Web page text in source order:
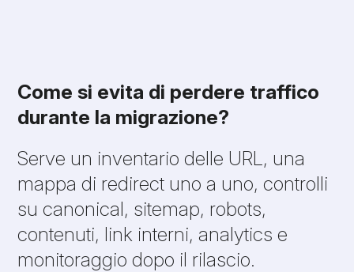
Come si evita di perdere traffico
durante la migrazione?
Serve un inventario delle URL, una
mappa di redirect uno a uno, controlli
su canonical, sitemap, robots,
contenuti, link interni, analytics e
monitoraggio dopo il rilascio.